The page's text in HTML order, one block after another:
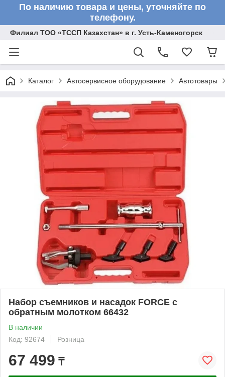
По наличию товара и цены, уточняйте по
телефону.
Филиал ТОО «ТССП Казахстан» в г. Усть-Каменогорск
Каталог Автосервисное оборудование Автотовары
Набор съемников и насадок FORCE с
обратным молотком 66432
В наличии
Код: 92674
Розница
67 499 ₸